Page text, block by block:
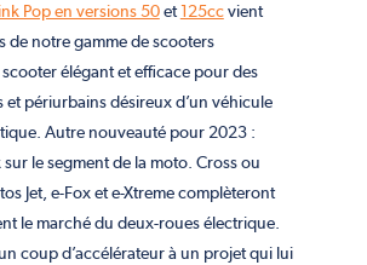
Pop en versions 50et125ccvient
de notre gamme de scooters
élégant et efficace pour des
et périurbains désireux d’un véhicule
Autre nouveauté pour 2023 :
sur le segment de la moto. Cross ou
Jet, e-Fox et e-Xtreme complèteront
le marché du deux-roues électrique.
coup d’accélérateur à un projet qui lui